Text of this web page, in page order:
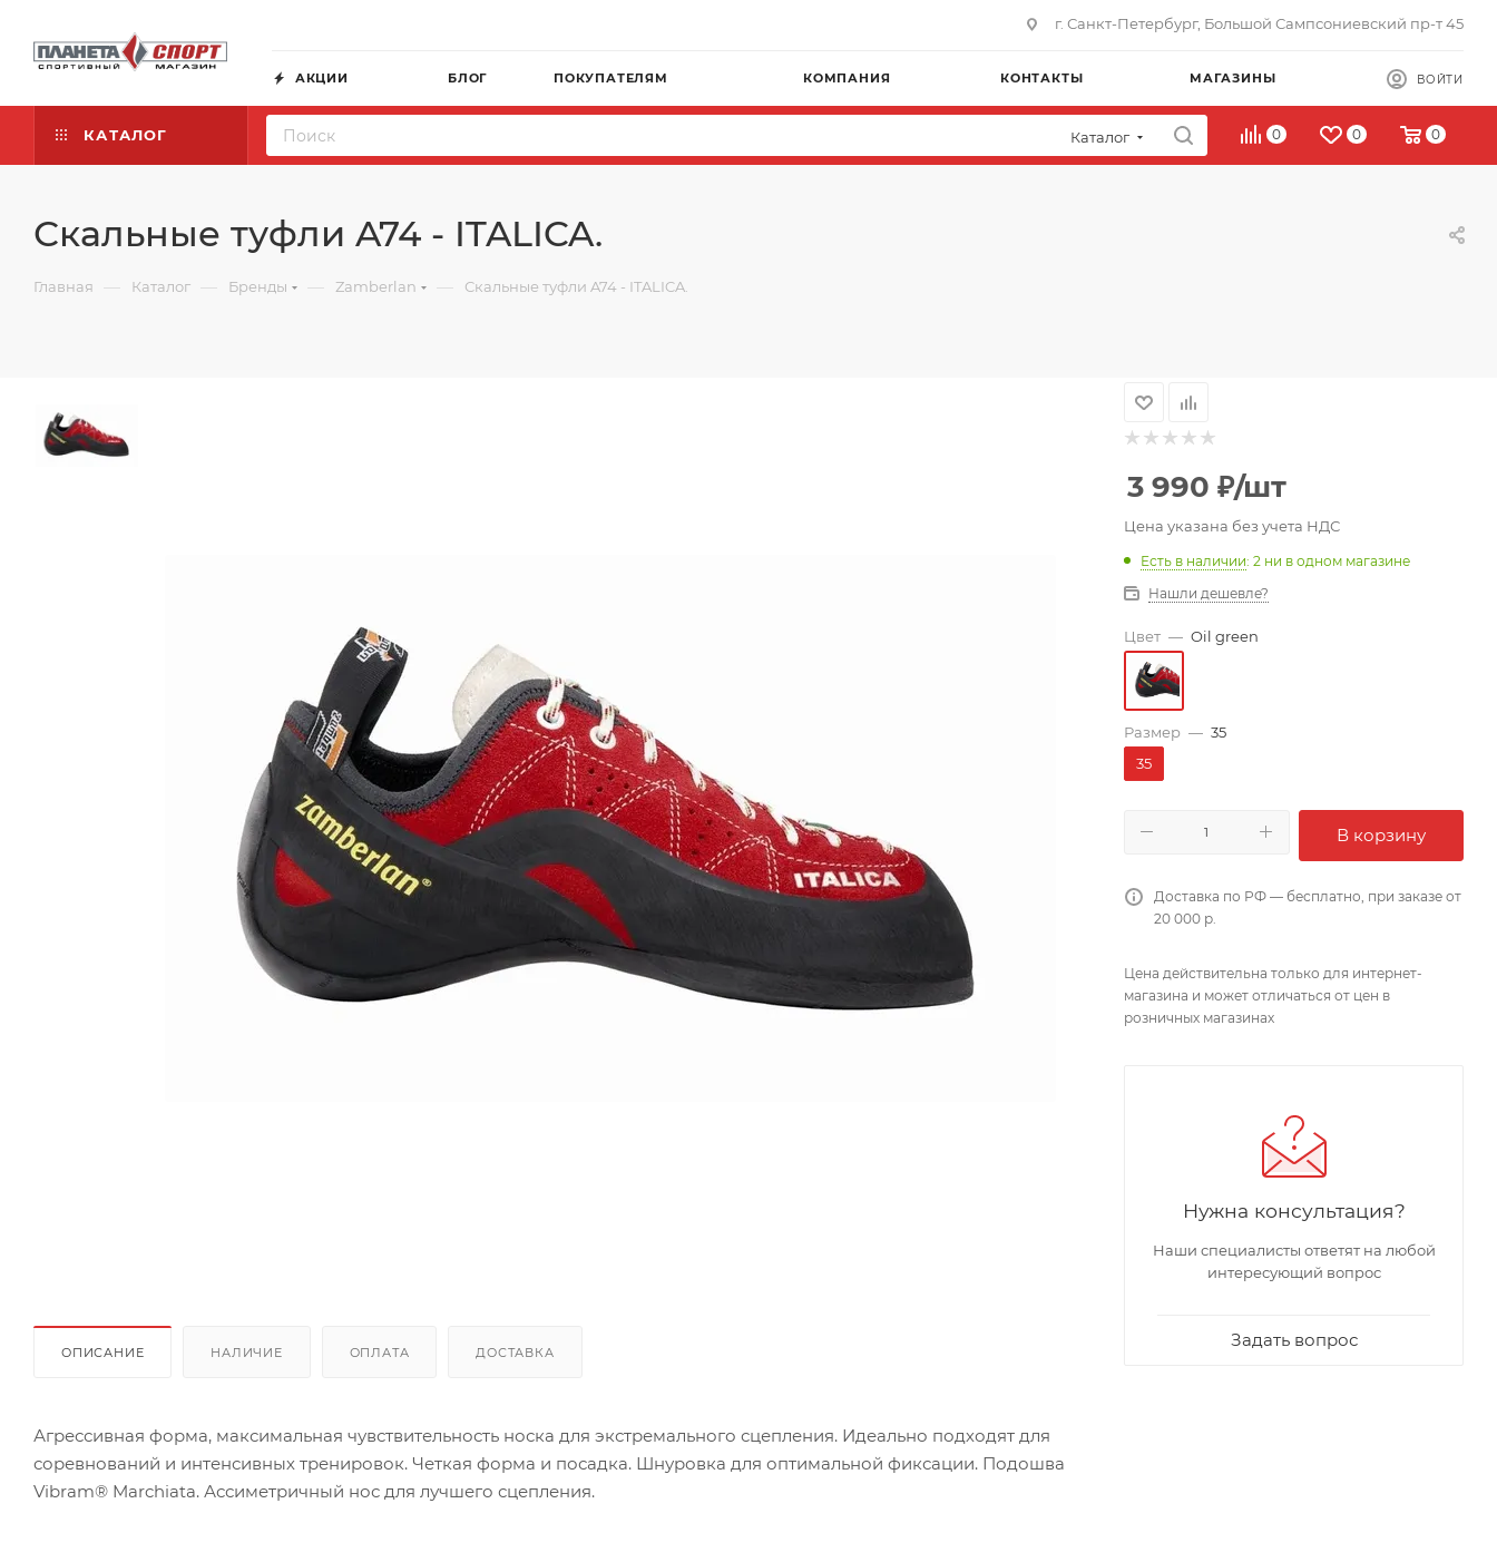
г. Санкт-Петербург, Большой Сампсониевский пр-т 45
АКЦИИ БЛОГ ПОКУПАТЕЛЯМ КОМПАНИЯ КОНТАКТЫ МАГАЗИНЫ ВОЙТИ
КАТАЛОГ Каталог 0 0 0
Скальные туфли A74 - ITALICA.
Главная — Каталог — Бренды — Zamberlan — Скальные туфли A74 - ITALICA.
ОПИСАНИЕ НАЛИЧИЕ ОПЛАТА ДОСТАВКА
Агрессивная форма, максимальная чувствительность носка для экстремального сцепления. Идеально подходят для
соревнований и интенсивных тренировок. Четкая форма и посадка. Шнуровка для оптимальной фиксации. Подошва
Vibram® Marchiata. Ассиметричный нос для лучшего сцепления.
3 990 ₽/шт
Цена указана без учета НДС
Есть в наличии: 2 ни в одном магазине
Нашли дешевле?
Цвет — Oil green
Размер — 35
35
В корзину
Доставка по РФ — бесплатно, при заказе от
20 000 р.
Цена действительна только для интернет-
магазина и может отличаться от цен в
розничных магазинах
Нужна консультация?
Наши специалисты ответят на любой
интересующий вопрос
Задать вопрос